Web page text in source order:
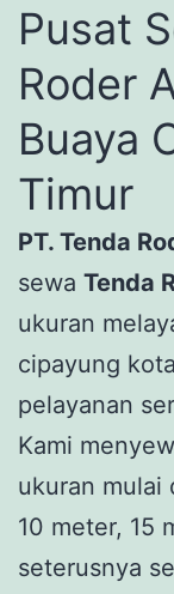
Pusat
Roder
Buaya
Timur
PT. Tenda
sewa Tenda
ukuran
cipayung
pelayanan
Kami
ukuran mulai
10 meter, 15
seterusnya